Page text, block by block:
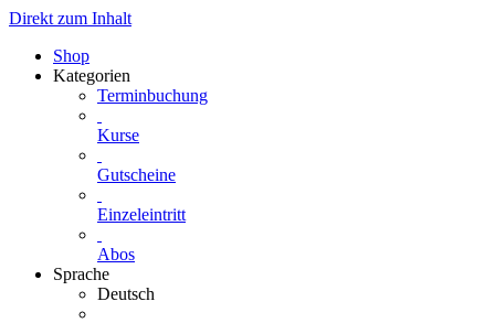
Direkt zum Inhalt
Shop
Kategorien
Terminbuchung
Kurse
Gutscheine
Einzeleintritt
Abos
Sprache
Deutsch